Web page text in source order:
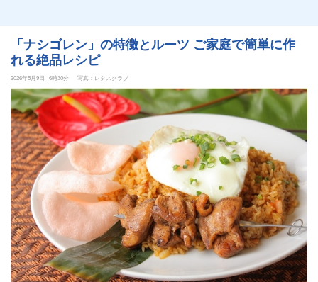
「ナシゴレン」の特徴とルーツ ご家庭で簡単に作
れる絶品レシピ
2026年5月9日 16時30分 写真：レタスクラブ